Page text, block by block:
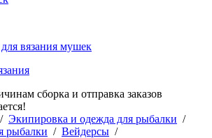
вязания мушек
сборка и отправка заказов
/ Экипировка и одежда для рыбалки /
рыбалки / Вейдерсы /